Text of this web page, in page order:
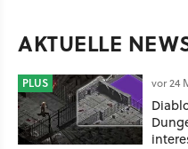
AKTUELLE
PLUS vor 24